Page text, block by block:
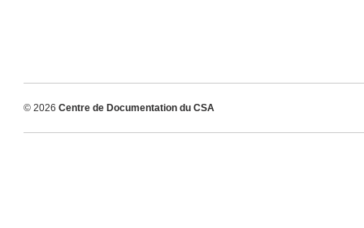
© 2026 Centre de Documentation du CSA